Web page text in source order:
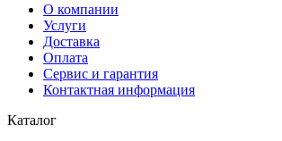
О компании
Услуги
Доставка
Оплата
Сервис и гарантия
Контактная информация
Каталог